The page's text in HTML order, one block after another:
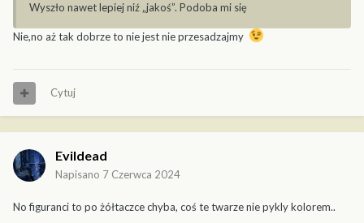
Wyszło nawet lepiej niź „jakoś”. Podoba mi się
Nie,no aż tak dobrze to nie jest nie przesadzajmy
Cytuj
Evildead
Napisano 7 Czerwca 2024
No figuranci to po żółtaczce chyba, coś te twarze nie pykly kolorem..